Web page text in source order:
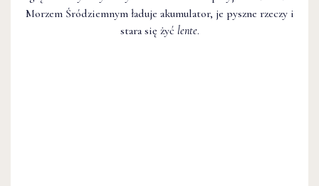
Morzem Śródziemnym ładuje akumulator, je pyszne rzeczy i
stara się żyć lente.